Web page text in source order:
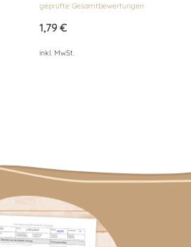
mit
von 5
geprüfte Gesamtbewertungen
1,79€
inkl. MwSt.